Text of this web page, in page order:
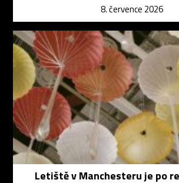
8. července 2026
Letiště v Manchesteru je po